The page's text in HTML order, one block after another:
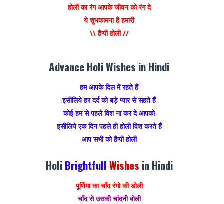
होली का रंग आपके जीवन को रंग दे
ये शुभकामना है हमारी
\\ हैप्पी होली //
Advance Holi Wishes in Hindi
हम आपके दिल में रहते हैं
इसीलिये हर दर्द को बड़े प्यार से सहते हैं
कोई हम से पहले विश ना कर दे आपको
इसीलिये एक दिन पहले ही होली विश करते हैं
आप सभी को हैप्पी होली
HoliBrightfullWishes in Hindi
पूर्णिमा का चाँद रंगो की डोली
चाँद से उसकी चांदनी बोली